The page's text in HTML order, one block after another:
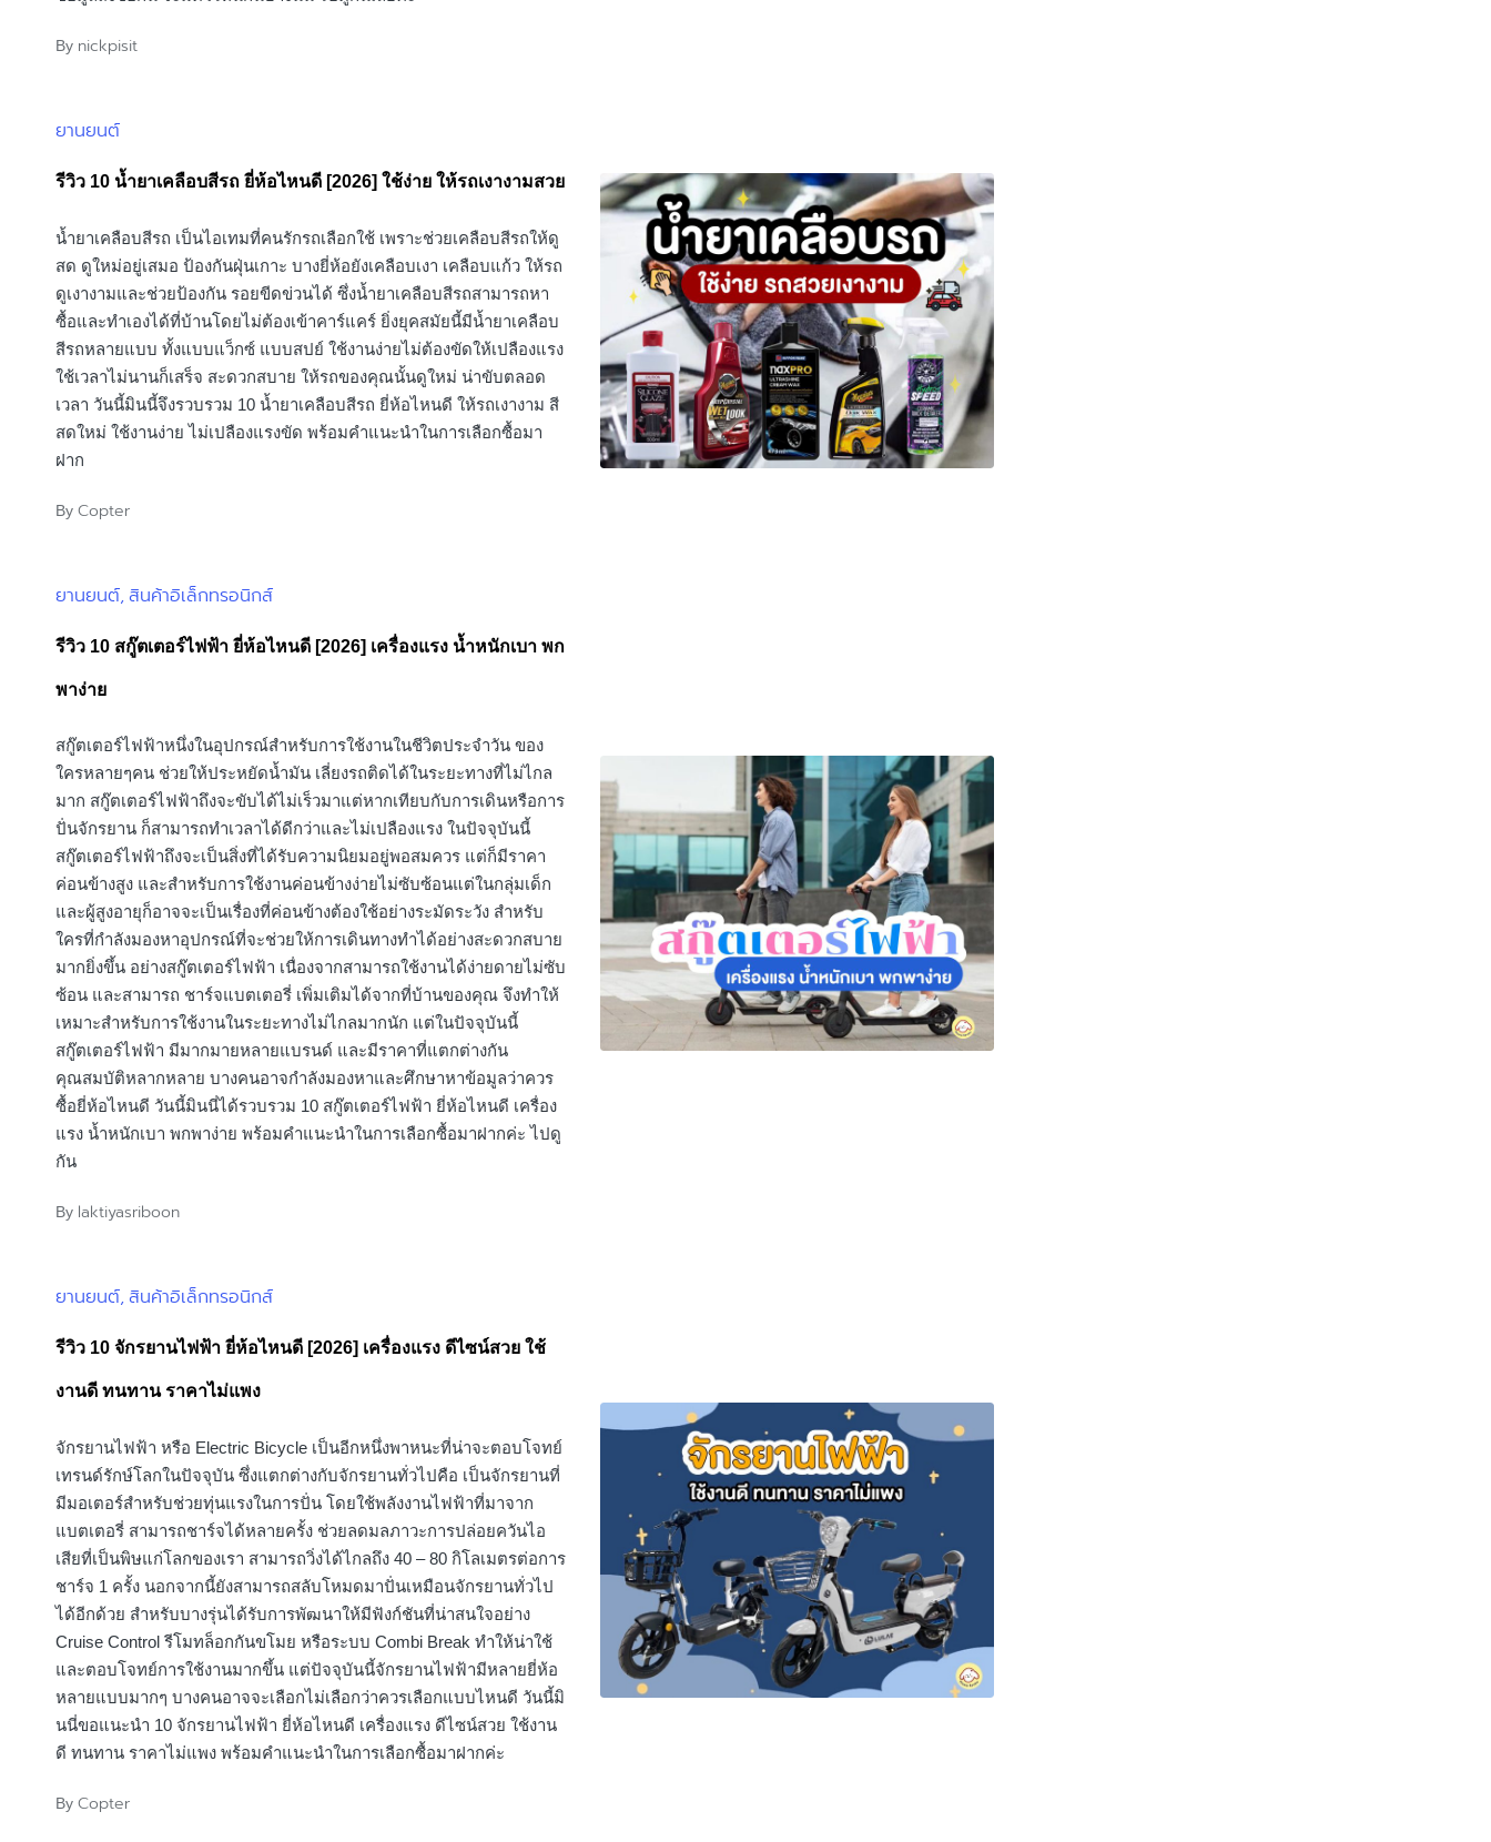
Posted
By nickpisit
Posted
ยานยนต์
รีวิว 10 น้ำยาเคลือบสีรถ ยี่ห้อไหนดี [2026] ใช้ง่าย ให้รถเงางามสวย
น้ำยาเคลือบสีรถ เป็นไอเทมที่คนรักรถเลือกใช้ เพราะช่วยเคลือบสีรถให้ดู
สด ดูใหม่อยู่เสมอ ป้องกันฝุ่นเกาะ บางยี่ห้อยังเคลือบเงา เคลือบแก้ว ให้รถ
ดูเงางามและช่วยป้องกัน รอยขีดข่วนได้ ซึ่งน้ำยาเคลือบสีรถสามารถหา
ซื้อและทำเองได้ที่บ้านโดยไม่ต้องเข้าคาร์แคร์ ยิ่งยุคสมัยนี้มีน้ำยาเคลือบ
สีรถหลายแบบ ทั้งแบบแว็กซ์ แบบสปย์ ใช้งานง่ายไม่ต้องขัดให้เปลืองแรง
ใช้เวลาไม่นานก็เสร็จ สะดวกสบาย ให้รถของคุณนั้นดูใหม่ น่าขับตลอด
เวลา วันนี้มินนี้จึงรวบรวม 10 น้ำยาเคลือบสีรถ ยี่ห้อไหนดี ให้รถเงางาม สี
สดใหม่ ใช้งานง่าย ไม่เปลืองแรงขัด พร้อมคำแนะนำในการเลือกซื้อมา
ฝาก
Posted
By Copter
Posted
ยานยนต์ สินค้าอิเล็กทรอนิกส์
รีวิว 10 สกู๊ตเตอร์ไฟฟ้า ยี่ห้อไหนดี [2026] เครื่องแรง น้ำหนักเบา พก
พาง่าย
สกู๊ตเตอร์ไฟฟ้าหนึ่งในอุปกรณ์สำหรับการใช้งานในชีวิตประจำวัน ของ
ใครหลายๆคน ช่วยให้ประหยัดน้ำมัน เลี่ยงรถติดได้ในระยะทางที่ไม่ไกล
มาก สกู๊ตเตอร์ไฟฟ้าถึงจะขับได้ไม่เร็วมาแต่หากเทียบกับการเดินหรือการ
ปั่นจักรยาน ก็สามารถทำเวลาได้ดีกว่าและไม่เปลืองแรง ในปัจจุบันนี้
สกู๊ตเตอร์ไฟฟ้าถึงจะเป็นสิ่งที่ได้รับความนิยมอยู่พอสมควร แต่ก็มีราคา
ค่อนข้างสูง และสำหรับการใช้งานค่อนข้างง่ายไม่ซับซ้อนแต่ในกลุ่มเด็ก
และผู้สูงอายุก็อาจจะเป็นเรื่องที่ค่อนข้างต้องใช้อย่างระมัดระวัง สำหรับ
ใครที่กำลังมองหาอุปกรณ์ที่จะช่วยให้การเดินทางทำได้อย่างสะดวกสบาย
มากยิ่งขึ้น อย่างสกู๊ตเตอร์ไฟฟ้า เนื่องจากสามารถใช้งานได้ง่ายดายไม่ซับ
ซ้อน และสามารถ ชาร์จแบตเตอรี่ เพิ่มเติมได้จากที่บ้านของคุณ จึงทำให้
เหมาะสำหรับการใช้งานในระยะทางไม่ไกลมากนัก แต่ในปัจจุบันนี้
สกู๊ตเตอร์ไฟฟ้า มีมากมายหลายแบรนด์ และมีราคาที่แตกต่างกัน
คุณสมบัติหลากหลาย บางคนอาจกำลังมองหาและศึกษาหาข้อมูลว่าควร
ซื้อยี่ห้อไหนดี วันนี้มินนี่ได้รวบรวม 10 สกู๊ตเตอร์ไฟฟ้า ยี่ห้อไหนดี เครื่อง
แรง น้ำหนักเบา พกพาง่าย พร้อมคำแนะนำในการเลือกซื้อมาฝากค่ะ ไปดู
กัน
Posted
By laktiyasriboon
Posted
ยานยนต์ สินค้าอิเล็กทรอนิกส์
รีวิว 10 จักรยานไฟฟ้า ยี่ห้อไหนดี [2026] เครื่องแรง ดีไซน์สวย ใช้
งานดี ทนทาน ราคาไม่แพง
จักรยานไฟฟ้า หรือ Electric Bicycle เป็นอีกหนึ่งพาหนะที่น่าจะตอบโจทย์
เทรนด์รักษ์โลกในปัจจุบัน ซึ่งแตกต่างกับจักรยานทั่วไปคือ เป็นจักรยานที่
มีมอเตอร์สำหรับช่วยทุ่นแรงในการปั่น โดยใช้พลังงานไฟฟ้าที่มาจาก
แบตเตอรี่ สามารถชาร์จได้หลายครั้ง ช่วยลดมลภาวะการปล่อยควันไอ
เสียที่เป็นพิษแก่โลกของเรา สามารถวิ่งได้ไกลถึง 40 – 80 กิโลเมตรต่อการ
ชาร์จ 1 ครั้ง นอกจากนี้ยังสามารถสลับโหมดมาปั่นเหมือนจักรยานทั่วไป
ได้อีกด้วย สำหรับบางรุ่นได้รับการพัฒนาให้มีฟังก์ชันที่น่าสนใจอย่าง
Cruise Control รีโมทล็อกกันขโมย หรือระบบ Combi Break ทำให้น่าใช้
และตอบโจทย์การใช้งานมากขึ้น แต่ปัจจุบันนี้จักรยานไฟฟ้ามีหลายยี่ห้อ
หลายแบบมากๆ บางคนอาจจะเลือกไม่เลือกว่าควรเลือกแบบไหนดี วันนี้มิ
นนี่ขอแนะนำ 10 จักรยานไฟฟ้า ยี่ห้อไหนดี เครื่องแรง ดีไซน์สวย ใช้งาน
ดี ทนทาน ราคาไม่แพง พร้อมคำแนะนำในการเลือกซื้อมาฝากค่ะ
Posted
By Copter